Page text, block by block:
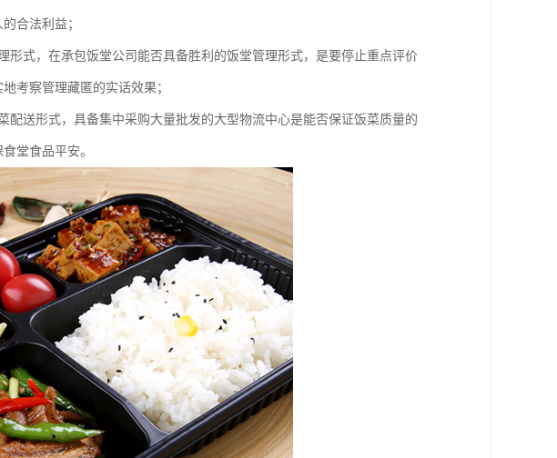
合法利益；
形式，在承包饭堂公司能否具备胜利的饭堂管理形式，是要停止重点评价
考察管理藏匿的实话效果；
送形式，具备集中采购大量批发的大型物流中心是能否保证饭菜质量的
堂食品平安。